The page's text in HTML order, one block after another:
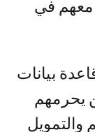
معهم في
بيانات
يحرمهم
والتمويل